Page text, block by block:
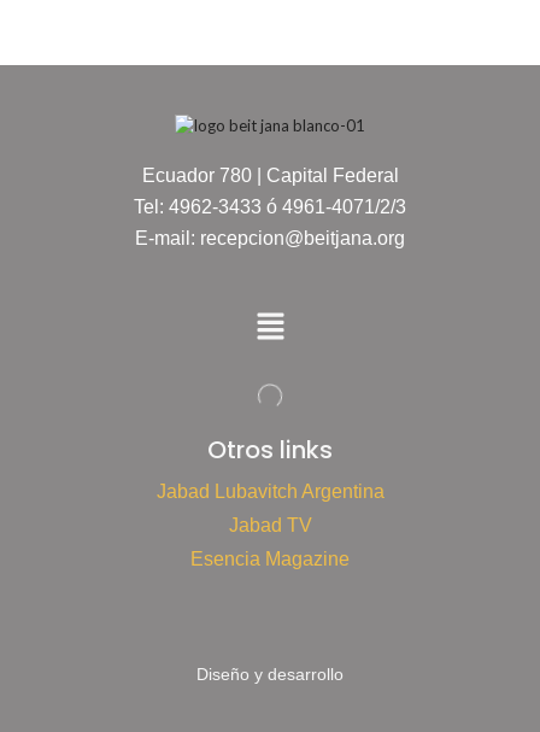
Ecuador 780 | Capital Federal
Tel: 4962-3433 ó 4961-4071/2/3
E-mail: recepcion@beitjana.org
Otros links
Jabad Lubavitch Argentina
Jabad TV
Esencia Magazine
Diseño y desarrollo